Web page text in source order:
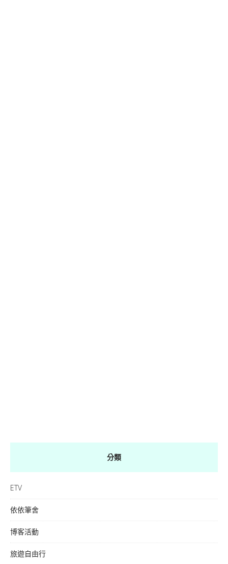
分類
ETV
依依筆舍
博客活動
旅遊自由行